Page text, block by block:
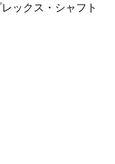
ックス・シャフト